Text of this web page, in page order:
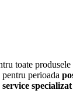
toate
pentru perioada